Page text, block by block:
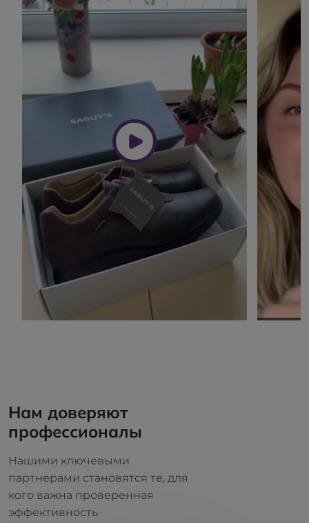
Нам доверяют
профессионалы
Нашими ключевыми
партнерами становятся те, для
кого важна проверенная
эффективность